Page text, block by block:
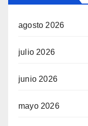
agosto 2026
julio 2026
junio 2026
mayo 2026